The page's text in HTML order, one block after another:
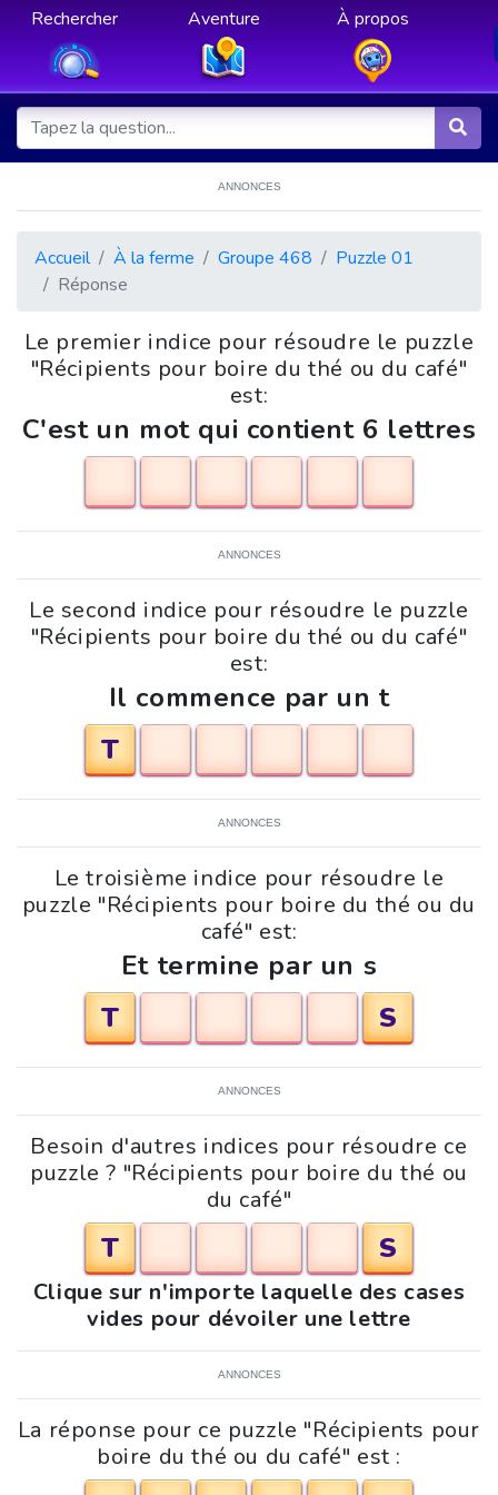
Rechercher Aventure À propos
ANNONCES
Accueil À la ferme Groupe 468
Puzzle 01
Réponse
Le premier indice pour résoudre le puzzle
"Récipients pour boire du thé ou du café"
est:
C'est un mot qui contient 6 lettres
ANNONCES
Le second indice pour résoudre le puzzle
"Récipients pour boire du thé ou du café"
est:
Il commence par un t
T
ANNONCES
Le troisième indice pour résoudre le
puzzle "Récipients pour boire du thé ou du
café" est:
Et termine par un s
T
S
ANNONCES
Besoin d'autres indices pour résoudre ce
puzzle ? "Récipients pour boire du thé ou
du café"
T S
Clique sur n'importe laquelle des cases
vides pour dévoiler une lettre
ANNONCES
La réponse pour ce puzzle "Récipients pour
boire du thé ou du café" est :